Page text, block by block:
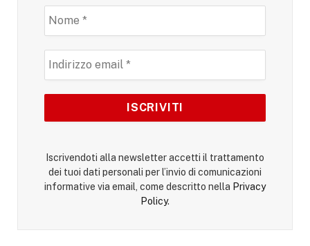
Iscrivendoti alla newsletter accetti il trattamento
dei tuoi dati personali per l’invio di comunicazioni
informative via email, come descritto nella Privacy
Policy.